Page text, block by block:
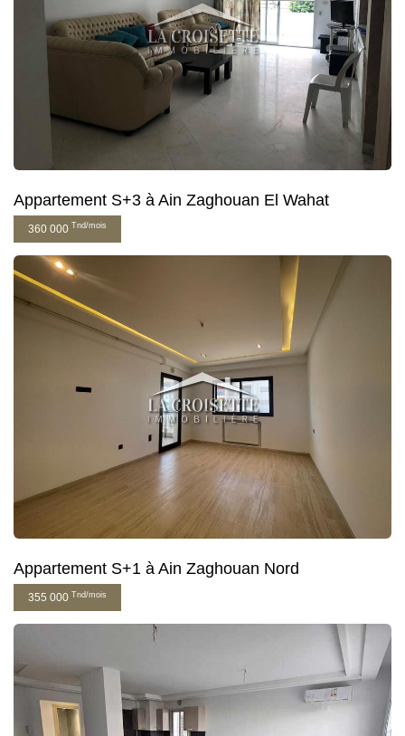
Appartement S+3 à Ain Zaghouan El Wahat
360 000 Tnd/mois
Appartement S+1 à Ain Zaghouan Nord
355 000 Tnd/mois